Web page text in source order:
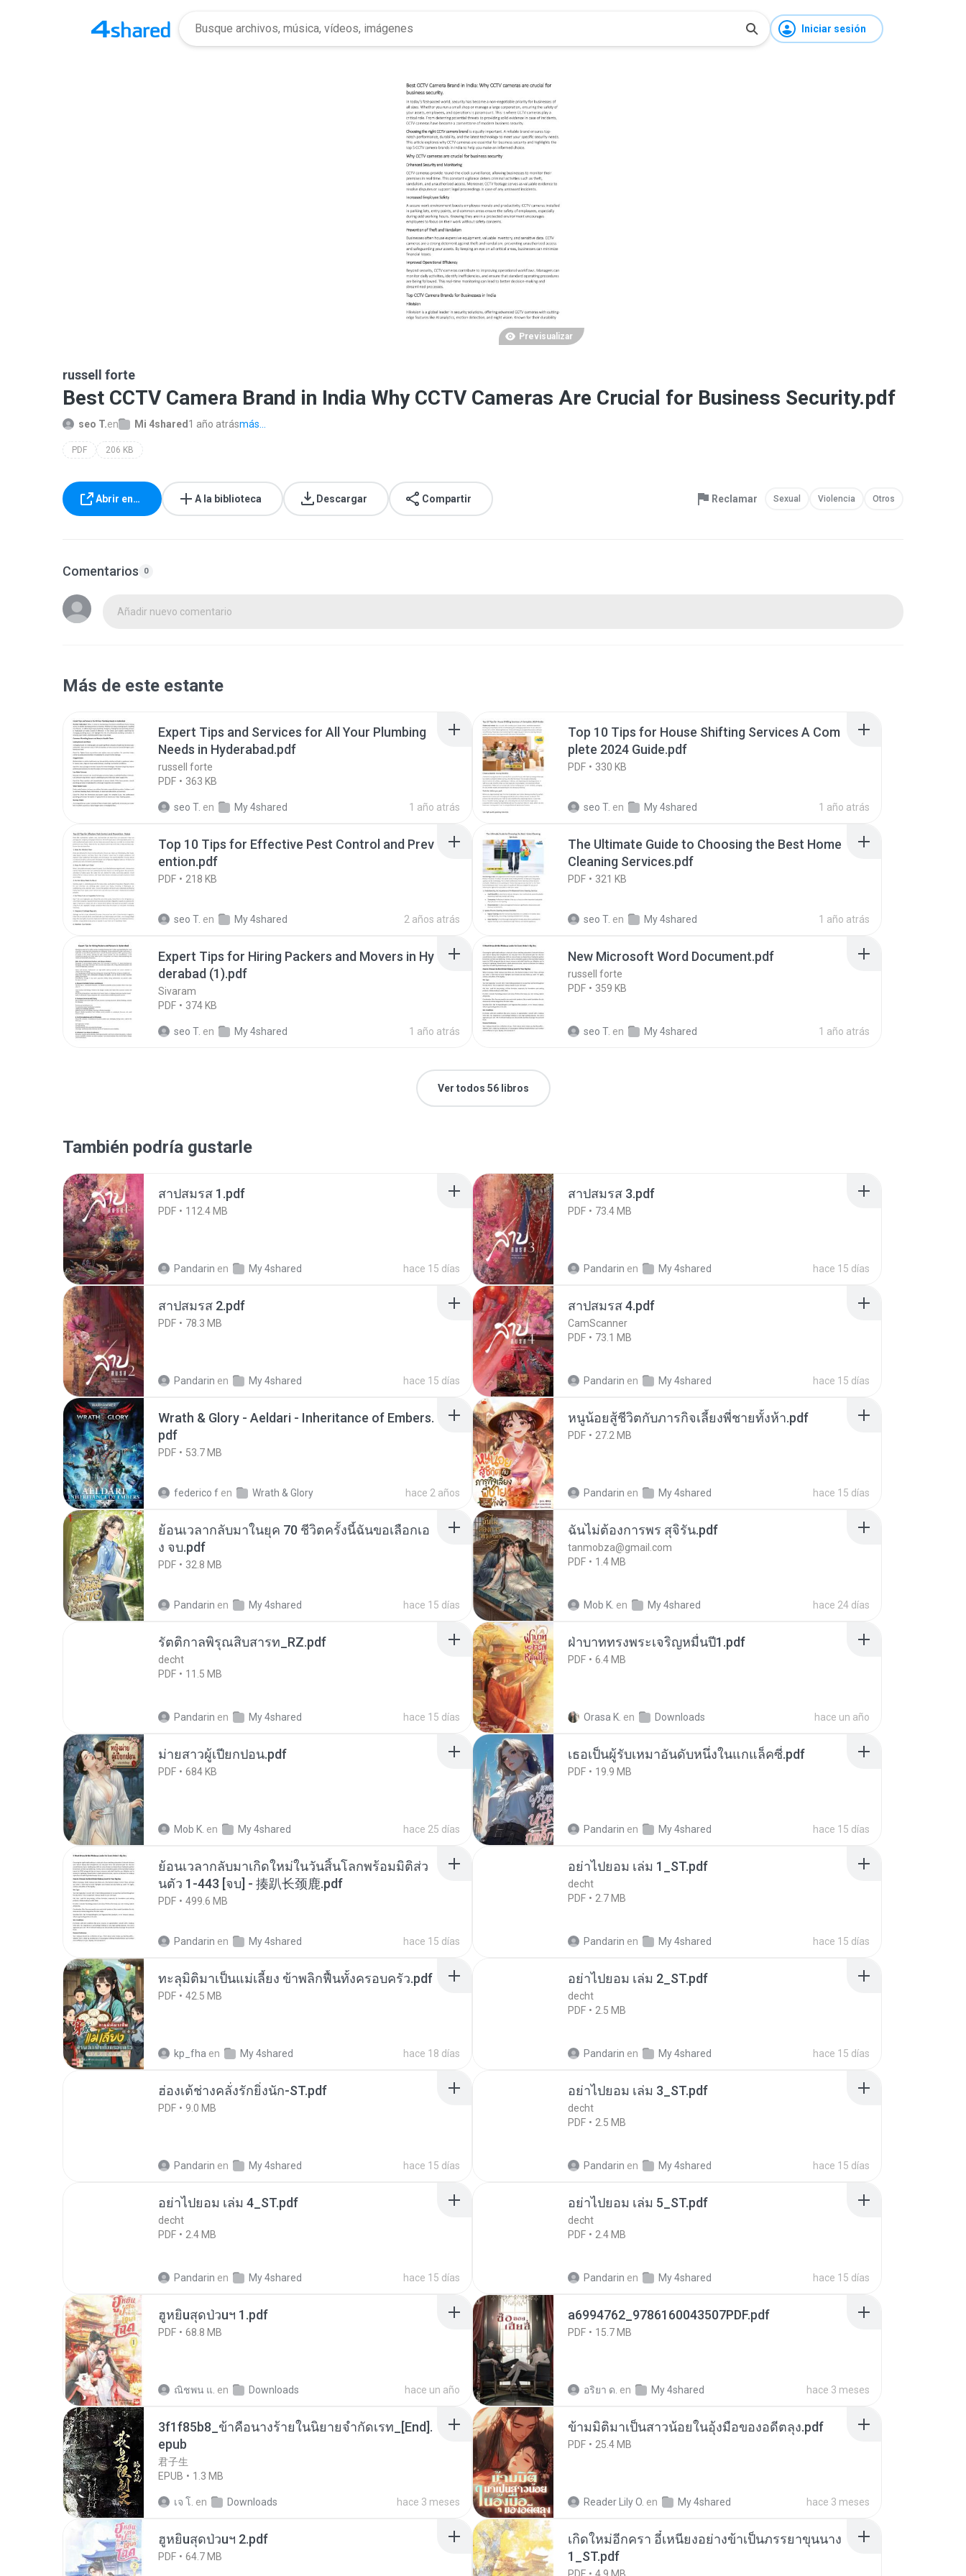
Iniciar sesión
Previsualizar
russell forte
Best CCTV Camera Brand in India Why CCTV Cameras Are Crucial for Business Security.pdf
seo T.en Mi 4shared 1 año atrásmás...
PDF 206 KB
Abrir en… A la biblioteca Descargar Compartir Reclamar Sexual Violencia Otros
Comentarios 0
Añadir nuevo comentario
Más de este estante
Expert Tips and Services for All Your Plumbing
Needs in Hyderabad.pdf
russell forte
PDF
363 KB
seo T. en My 4shared 1 año atrás
Top 10 Tips for House Shifting Services A Com
plete 2024 Guide.pdf
PDF 330 KB
seo T. en My 4shared 1 año atrás
Top 10 Tips for Effective Pest Control and Prev
ention.pdf
PDF 218 KB
seo T. en My 4shared 2 años atrás
The Ultimate Guide to Choosing the Best Home
Cleaning Services.pdf
PDF 321 KB
seo T. en My 4shared 1 año atrás
Expert Tips for Hiring Packers and Movers in Hy
derabad (1).pdf
Sivaram
PDF
374 KB
seo T. en My 4shared 1 año atrás
New Microsoft Word Document.pdf
russell forte
PDF
359 KB
seo T. en My 4shared 1 año atrás
Ver todos 56 libros
También podría gustarle
สาปสมรส 1.pdf
PDF 112.4 MB
Pandarin en My 4shared hace 15 días
สาปสมรส 3.pdf
PDF 73.4 MB
Pandarin en My 4shared hace 15 días
สาปสมรส 2.pdf
PDF 78.3 MB
Pandarin en My 4shared hace 15 días
สาปสมรส 4.pdf
CamScanner
PDF
73.1 MB
Pandarin en My 4shared hace 15 días
Wrath & Glory - Aeldari - Inheritance of Embers.
pdf
PDF 53.7 MB
federico f en Wrath & Glory hace 2 años
หนูน้อยสู้ชีวิตกับภารกิจเลี้ยงพี่ชายทั้งห้า.pdf
PDF 27.2 MB
Pandarin en My 4shared hace 15 días
ย้อนเวลากลับมาในยุค 70 ชีวิตครั้งนี้ฉันขอเลือกเอ
ง จบ.pdf
PDF 32.8 MB
Pandarin en My 4shared hace 15 días
ฉันไม่ต้องการพร สุจิรัน.pdf
tanmobza@gmail.com
PDF
1.4 MB
Mob K. en My 4shared hace 24 días
รัตติกาลพิรุณสิบสารท_RZ.pdf
decht
PDF
11.5 MB
Pandarin en My 4shared hace 15 días
ฝ่าบาททรงพระเจริญหมื่นปี1.pdf
PDF 6.4 MB
Orasa K. en Downloads hace un año
ม่ายสาวผู้เปียกปอน.pdf
PDF 684 KB
Mob K. en My 4shared hace 25 días
เธอเป็นผู้รับเหมาอันดับหนึ่งในแกแล็คซี่.pdf
PDF 19.9 MB
Pandarin en My 4shared hace 15 días
ย้อนเวลากลับมาเกิดใหม่ในวันสิ้นโลกพร้อมมิติส่ว
นตัว 1-443 [จบ] - 揍趴长颈鹿.pdf
PDF 499.6 MB
Pandarin en My 4shared hace 15 días
อย่าไปยอม เล่ม 1_ST.pdf
decht
PDF
2.7 MB
Pandarin en My 4shared hace 15 días
ทะลุมิติมาเป็นแม่เลี้ยง ข้าพลิกฟื้นทั้งครอบครัว.pdf
PDF 42.5 MB
kp_fha en My 4shared hace 18 días
อย่าไปยอม เล่ม 2_ST.pdf
decht
PDF
2.5 MB
Pandarin en My 4shared hace 15 días
ฮ่องเต้ช่างคลั่งรักยิ่งนัก-ST.pdf
PDF 9.0 MB
Pandarin en My 4shared hace 15 días
อย่าไปยอม เล่ม 3_ST.pdf
decht
PDF
2.5 MB
Pandarin en My 4shared hace 15 días
อย่าไปยอม เล่ม 4_ST.pdf
decht
PDF
2.4 MB
Pandarin en My 4shared hace 15 días
อย่าไปยอม เล่ม 5_ST.pdf
decht
PDF
2.4 MB
Pandarin en My 4shared hace 15 días
ฮูหยิuสุดป่วuฯ 1.pdf
PDF 68.8 MB
ณิชพน แ. en Downloads hace un año
a6994762_9786160043507PDF.pdf
PDF 15.7 MB
อริยา ด. en My 4shared hace 3 meses
3f1f85b8_ข้าคือนางร้ายในนิยายจำกัดเรท_[End].
epub
君子生
EPUB
1.3 MB
เจ โ. en Downloads hace 3 meses
ข้ามมิติมาเป็นสาวน้อยในอุ้งมือของอดีตลุง.pdf
PDF 25.4 MB
Reader Lily O. en My 4shared hace 3 meses
ฮูหยิuสุดป่วuฯ 2.pdf
PDF 64.7 MB
เกิดใหม่อีกครา อี๋เหนียงอย่างข้าเป็นภรรยาขุนนาง
1_ST.pdf